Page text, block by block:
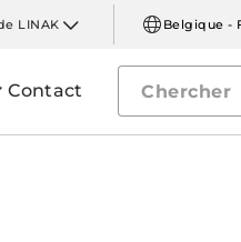
LINAK Belgique -
Contact